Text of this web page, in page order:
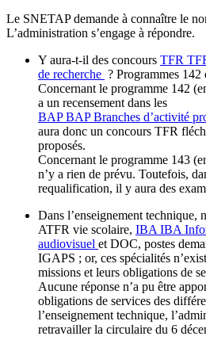
Le SNETAP demande à connaître le
L’administration s’engage à répondre.
Y aura-t-il des concours TFR
de recherche ? Programmes 142
Concernant le programme 142
a un recensement dans les
BAP BAP Branches d’activité
aura donc un concours TFR
proposés.
Concernant le programme 143
n’y a rien de prévu. Toutefois,
requalification, il y aura des
Dans l’enseignement technique,
ATFR vie scolaire, IBA IBA
audiovisuel et DOC, postes
IGAPS ; or, ces spécialités
missions et leurs obligations de
Aucune réponse n’a pu être
obligations de services des
l’enseignement technique,
retravailler la circulaire du 6